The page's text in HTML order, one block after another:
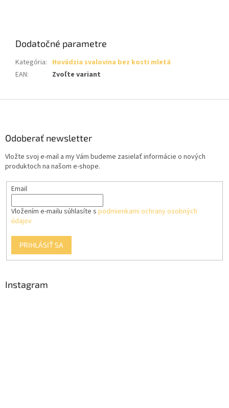
Dodatočné parametre
Kategória: Hovädzia svalovina bez kosti mletá
EAN: Zvoľte variant
Odoberať newsletter
Vložte svoj e-mail a my Vám budeme zasielať informácie o nových
produktoch na našom e-shope.
Email
Vložením e-mailu súhlasíte s podmienkami ochrany osobných
údajov
PRIHLÁSIŤ SA
Instagram